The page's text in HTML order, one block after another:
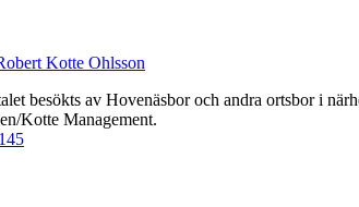
Kotte Ohlsson
besökts av Hovenäsbor och andra ortsbor i
Kotte Management.